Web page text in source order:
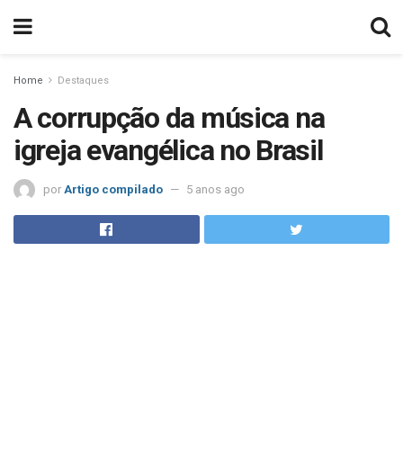
Home Destaques
A corrupção da música na
igreja evangélica no Brasil
por Artigo compilado 5 anos ago